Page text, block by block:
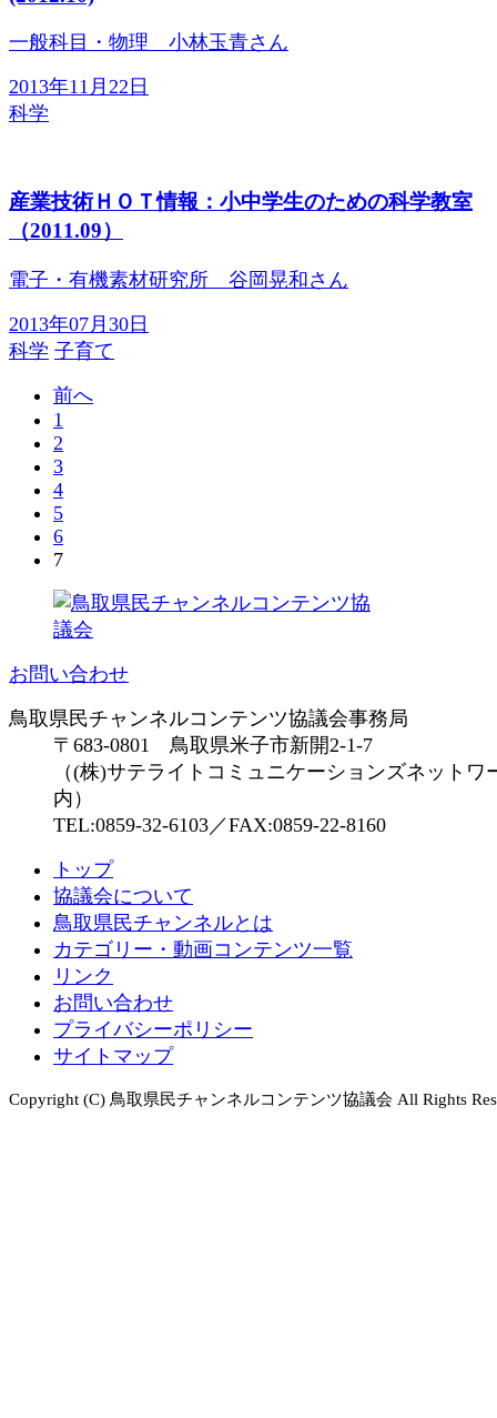
一般科目・物理 小林玉青さん
2013年11月22日
科学
産業技術ＨＯＴ情報：小中学生のための科学教室
（2011.09）
電子・有機素材研究所 谷岡晃和さん
2013年07月30日
科学 子育て
前へ
1
2
3
4
5
6
7
お問い合わせ
鳥取県民チャンネルコンテンツ協議会事務局
〒683-0801 鳥取県米子市新開2-1-7
（(株)サテライトコミュニケーションズネットワ
内）
TEL:0859-32-6103／FAX:0859-22-8160
トップ
協議会について
鳥取県民チャンネルとは
カテゴリー・動画コンテンツ一覧
リンク
お問い合わせ
プライバシーポリシー
サイトマップ
Copyright (C) 鳥取県民チャンネルコンテンツ協議会 All Rights